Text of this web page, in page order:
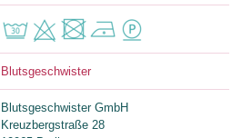
Blutsgeschwister
Blutsgeschwister GmbH
Kreuzbergstraße 28